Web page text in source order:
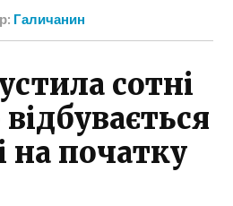
Галичанин
сотні
на початку